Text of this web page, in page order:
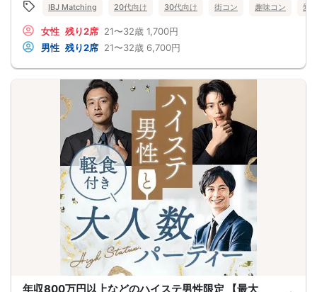
IBJ Matching 20代向け 30代向け 街コン 趣味コン 愛
女性 残り2席 21〜32歳 1,700円
男性 残り2席 21〜32歳 6,700円
年収800万円以上などのハイステ男性限定 【最大